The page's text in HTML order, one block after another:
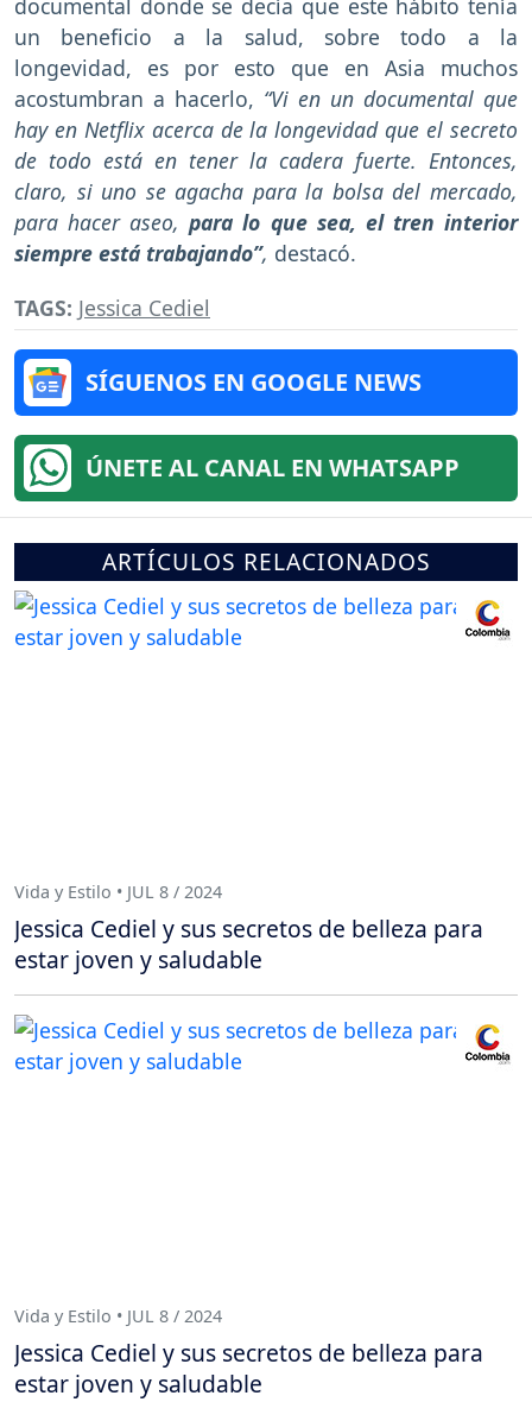
un beneficio a la salud, sobre todo a la
longevidad, es por esto que en Asia muchos
acostumbran a hacerlo, “Vi en un documental que
hay en Netflix acerca de la longevidad que el secreto
de todo está en tener la cadera fuerte. Entonces,
claro, si uno se agacha para la bolsa del mercado,
para hacer aseo,para lo que sea, el tren interior
siempre está trabajando”, destacó.
TAGS: Jessica Cediel
SÍGUENOS EN GOOGLE NEWS
ÚNETE AL CANAL EN WHATSAPP
ARTÍCULOS RELACIONADOS
Vida y Estilo • JUL 8 / 2024
Jessica Cediel y sus secretos de belleza para
estar joven y saludable
Vida y Estilo • JUL 8 / 2024
Jessica Cediel y sus secretos de belleza para
estar joven y saludable